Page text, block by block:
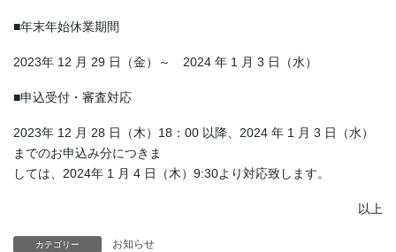
■年末年始休業期間
2023年 12 月 29 日（金）～ 2024 年 1 月 3 日（水）
■申込受付・審査対応
2023年 12 月 28 日（木）18：00 以降、2024 年 1 月 3 日（水）
までのお申込み分につきま
しては、2024年 1 月 4 日（木）9:30より対応致します。
以上
カテゴリー お知らせ